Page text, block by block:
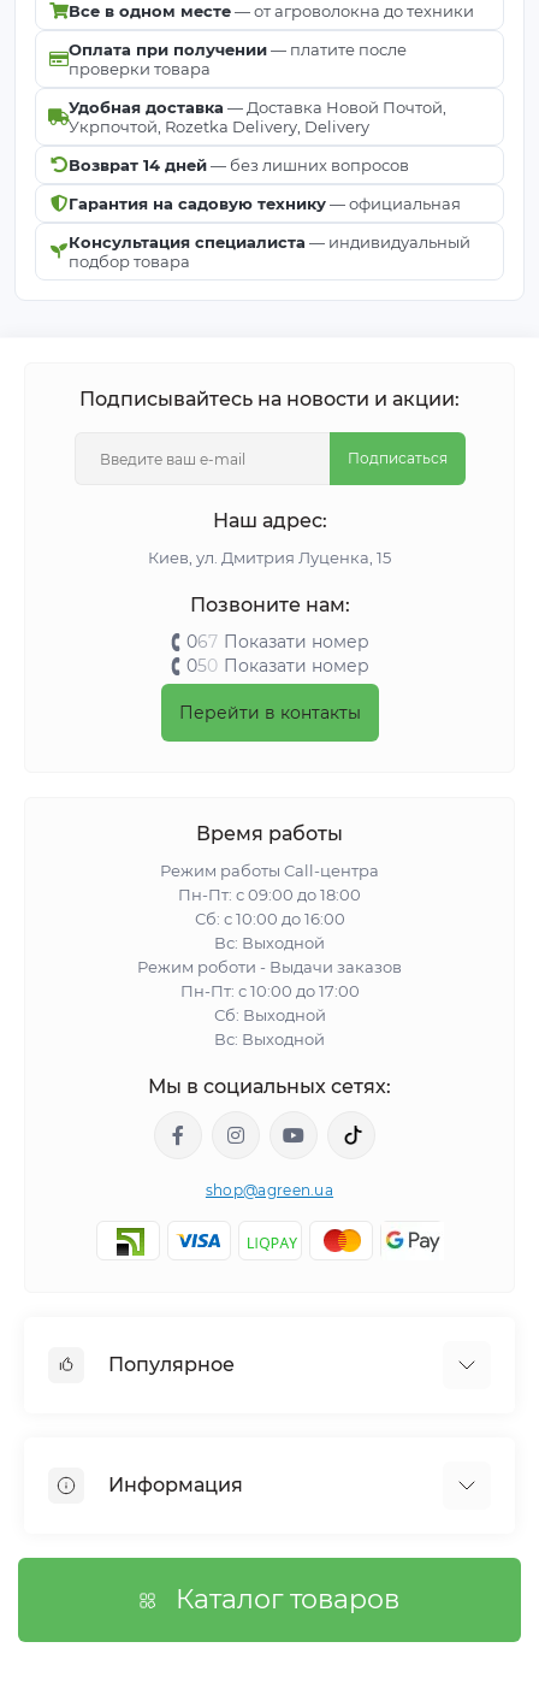
Все в одном месте— от агроволокна до техники
Оплата при получении— платите после
проверки товара
Удобная доставка — Доставка Новой Почтой,
Укрпочтой, Rozetka Delivery, Delivery
Возврат 14 дней— без лишних вопросов
Гарантия на садовую технику— официальная
Консультация специалиста — индивидуальный
подбор товара
Подписывайтесь на новости и акции:
Подписаться
Наш адрес:
Киeв, ул. Дмитрия Луценка, 15
Позвоните нам:
067 Показати номер
050 Показати номер
Перейти в контакты
Время работы
Режим работы Call-центра
Пн-Пт: с 09:00 до 18:00
Сб: с 10:00 до 16:00
Вс: Выходной
Режим роботи - Выдачи заказов
Пн-Пт: с 10:00 до 17:00
Сб: Выходной
Вс: Выходной
Мы в социальных сетях:
shop@agreen.ua
Популярное
Сетка шпалерная
Сетка затеняющая
Информация
Каталог товаров